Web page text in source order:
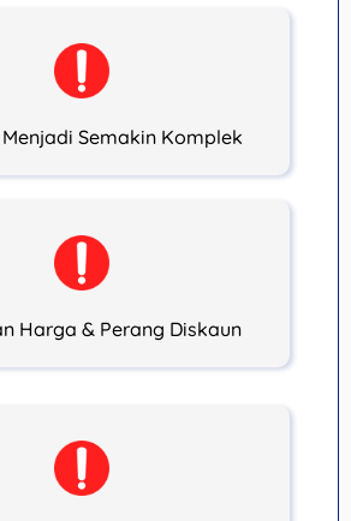
Semakin Komplek
Harga & Perang Diskaun